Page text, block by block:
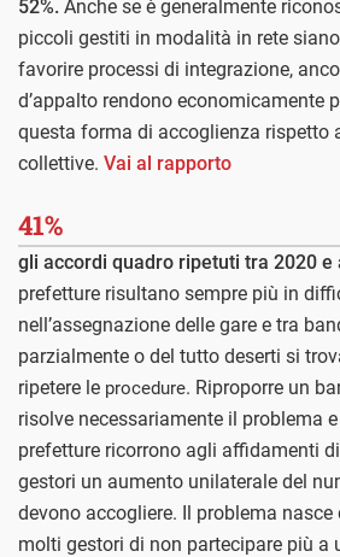
52%. Anche se è generalmente
piccoli gestiti in modalità in rete
favorire processi di integrazione,
d’appalto rendono economicamente
questa forma di accoglienza rispetto
collettive. Vai al rapporto
41%
gli accordi quadro ripetuti tra 2020 e
prefetture risultano sempre più in
nell’assegnazione delle gare e tra
parzialmente o del tutto deserti si
ripetere le procedure. Riproporre un
risolve necessariamente il problema
prefetture ricorrono agli affidamenti
gestori un aumento unilaterale del
devono accogliere. Il problema
molti gestori di non partecipare più a